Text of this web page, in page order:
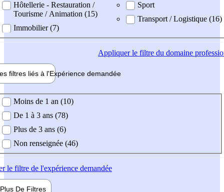
Hôtellerie - Restauration /
Tourisme / Animation (15)
Immobilier (7)
Sport
Transport / Logistique (16)
Appliquerle filtre du domaine
filtres liés à l'Expérience demandée
demandée
Moins de 1 an (10)
De 1 à 3 ans (78)
Plus de 3 ans (6)
Non renseignée (46)
le filtre de l'expérience demandée
Plus De Filtres